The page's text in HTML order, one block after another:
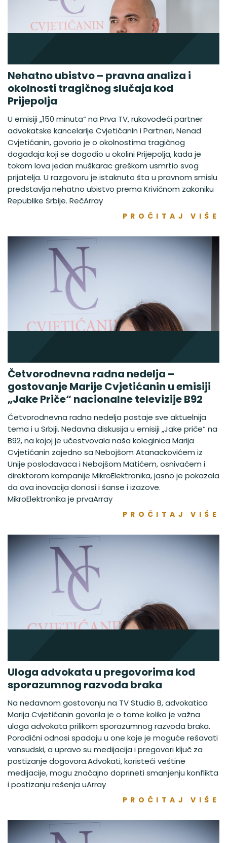
Nehatno ubistvo – pravna analiza i
okolnosti tragičnog slučaja kod
Prijepolja
U emisiji „150 minuta“ na Prva TV, rukovodeći partner
advokatske kancelarije Cvjetićanin i Partneri, Nenad
Cvjetićanin, govorio je o okolnostima tragičnog
događaja koji se dogodio u okolini Prijepolja, kada je
tokom lova jedan muškarac greškom usmrtio svog
prijatelja. U razgovoru je istaknuto šta u pravnom smislu
predstavlja nehatno ubistvo prema Krivičnom zakoniku
Republike Srbije. RečArray
PROČITAJ VIŠE
Četvorodnevna radna nedelja –
gostovanje Marije Cvjetićanin u emisiji
„Jake Priče“ nacionalne televizije B92
Četvorodnevna radna nedelja postaje sve aktuelnija
tema i u Srbiji. Nedavna diskusija u emisiji „Jake priče“ na
B92, na kojoj je učestvovala naša koleginica Marija
Cvjetićanin zajedno sa Nebojšom Atanackovićem iz
Unije poslodavaca i Nebojšom Matićem, osnivačem i
direktorom kompanije MikroElektronika, jasno je pokazala
da ova inovacija donosi i šanse i izazove.
MikroElektronika je prvaArray
PROČITAJ VIŠE
Uloga advokata u pregovorima kod
sporazumnog razvoda braka
Na nedavnom gostovanju na TV Studio B, advokatica
Marija Cvjetićanin govorila je o tome koliko je važna
uloga advokata prilikom sporazumnog razvoda braka.
Porodični odnosi spadaju u one koje je moguće rešavati
vansudski, a upravo su medijacija i pregovori ključ za
postizanje dogovora.Advokati, koristeći veštine
medijacije, mogu značajno doprineti smanjenju konflikta
i postizanju rešenja uArray
PROČITAJ VIŠE